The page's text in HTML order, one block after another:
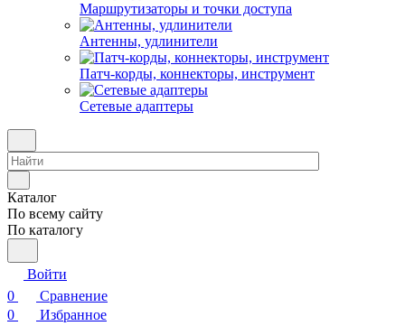
Маршрутизаторы и точки доступа
Антенны, удлинители
Патч-корды, коннекторы, инструмент
Сетевые адаптеры
Каталог
По всему сайту
По каталогу
Войти
0
Сравнение
0
Избранное